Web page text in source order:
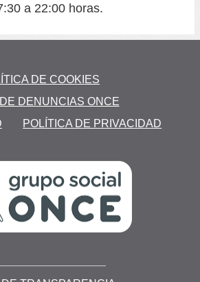
a 22:00 horas.
DE COOKIES
DENUNCIAS ONCE
POLÍTICA DE PRIVACIDAD